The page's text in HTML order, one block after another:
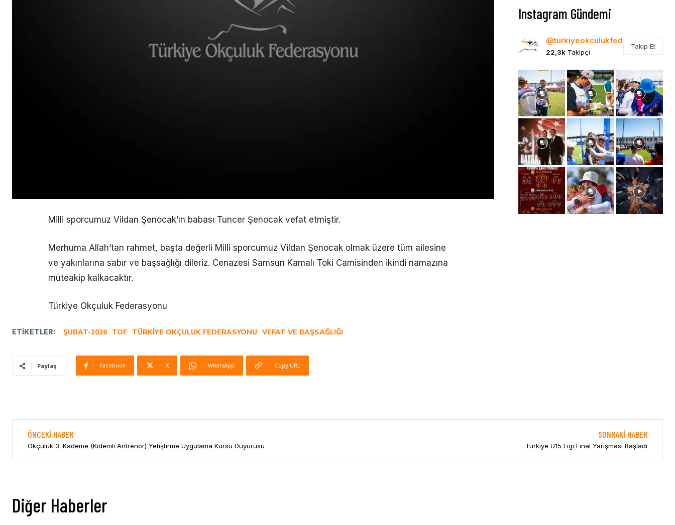
Milli sporcumuz Vildan Şenocak’ın babası Tuncer Şenocak vefat etmiştir.
Merhuma Allah’tan rahmet, başta değerli Milli sporcumuz Vildan Şenocak olmak üzere tüm ailesine
ve yakınlarına sabır ve başsağlığı dileriz. Cenazesi Samsun Kamalı Toki Camisinden ikindi namazına
müteakip kalkacaktır.
Türkiye Okçuluk Federasyonu
ETIKETLER: ŞUBAT-2026 TOF TÜRKIYE OKÇULUK FEDERASYONU VEFAT VE BAŞSAĞLIĞI
Paylaş Facebook X WhatsApp Copy URL
Instagram Gündemi
@turkiyeokculukfed
22,3k Takipçi
Takip Et
ÖNCEKI HABER
Okçuluk 3. Kademe (Kıdemli Antrenör) Yetiştirme Uygulama Kursu Duyurusu
SONRAKI HABER
Türkiye U15 Ligi Final Yarışması Başladı
Diğer Haberler